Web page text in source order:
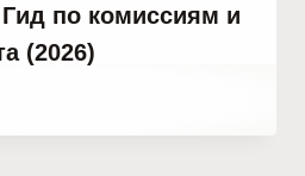
по комиссиям и
(2026)